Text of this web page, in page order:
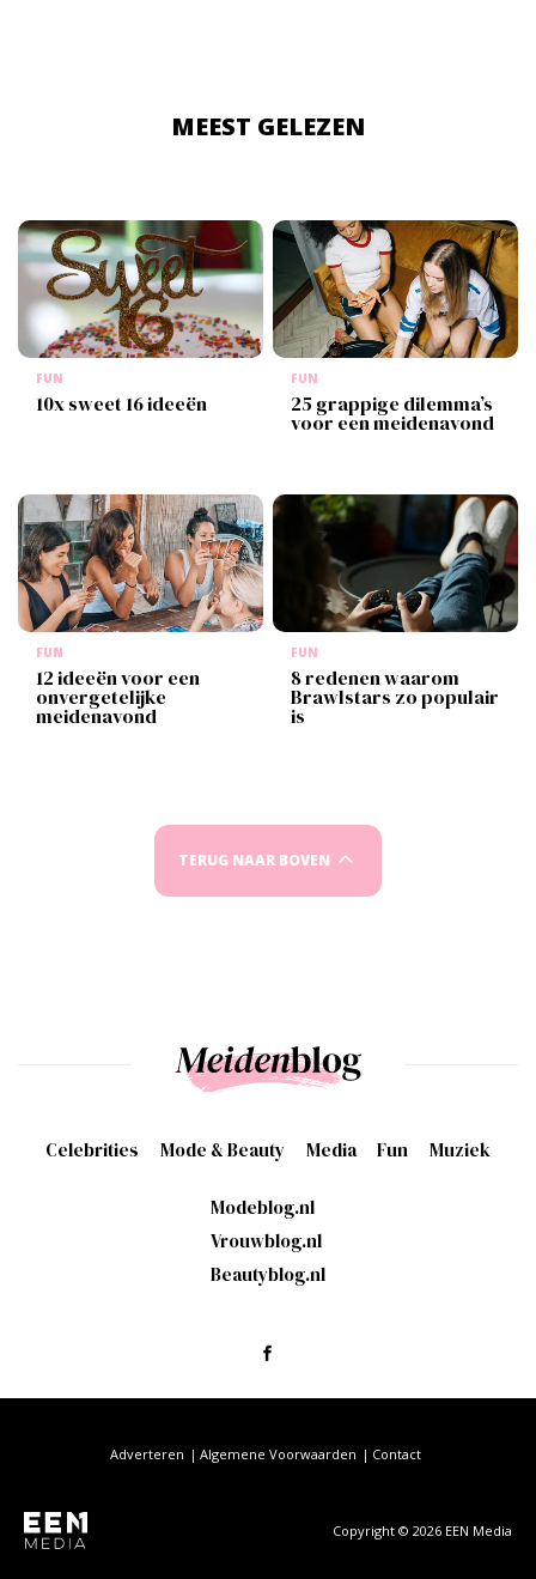
MEEST GELEZEN
FUN
10x sweet 16 ideeën
FUN
25 grappige dilemma’s
voor een meidenavond
FUN
12 ideeën voor een
onvergetelijke
meidenavond
FUN
8 redenen waarom
Brawlstars zo populair
is
TERUG NAAR BOVEN
Celebrities Mode & Beauty Media Fun Muziek
Modeblog.nl
Vrouwblog.nl
Beautyblog.nl
Copyright © 2026 EEN Media
Adverteren Algemene Voorwaarden Contact